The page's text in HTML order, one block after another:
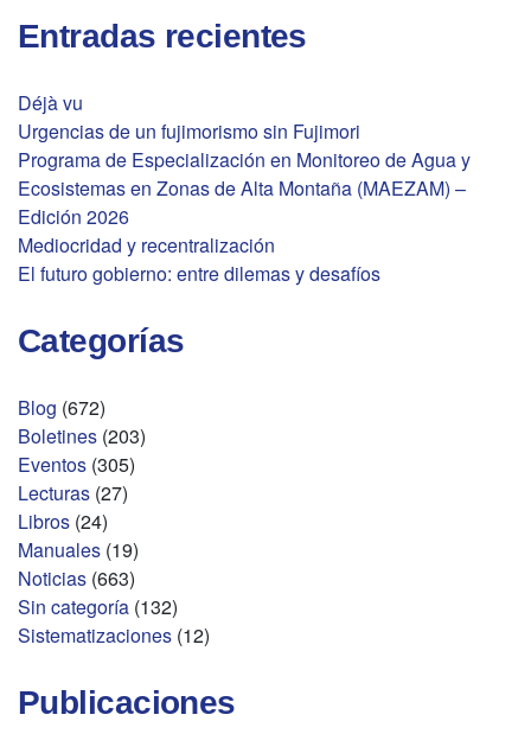
Entradas recientes
Déjà vu
Urgencias de un fujimorismo sin Fujimori
Programa de Especialización en Monitoreo de Agua y
Ecosistemas en Zonas de Alta Montaña (MAEZAM) –
Edición 2026
Mediocridad y recentralización
El futuro gobierno: entre dilemas y desafíos
Categorías
Blog (672)
Boletines (203)
Eventos (305)
Lecturas (27)
Libros (24)
Manuales (19)
Noticias (663)
Sin categoría (132)
Sistematizaciones (12)
Publicaciones